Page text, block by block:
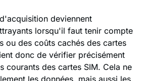
deviennent
lorsqu'il faut tenir compte
ou des coûts cachés des cartes
donc de vérifier précisément
courants des cartes SIM. Cela ne
les données, mais aussi les